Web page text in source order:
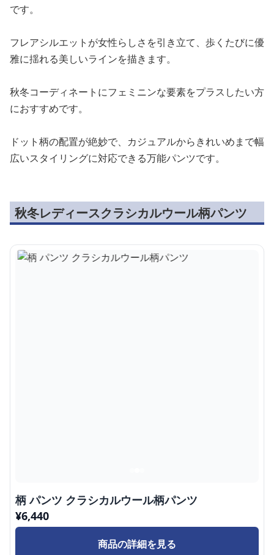
です。
フレアシルエットが女性らしさを引き立て、歩くたびに優
雅に揺れる美しいラインを描きます。
秋冬コーディネートにフェミニンな要素をプラスしたい方
におすすめです。
ドット柄の配置が絶妙で、カジュアルからきれいめまで幅
広いスタイリングに対応できる万能パンツです。
秋冬レディースクラシカルウール柄パンツ
柄 パンツ クラシカルウール柄パンツ
¥6,440
商品の詳細を見る